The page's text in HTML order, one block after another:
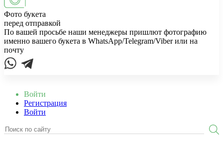
Фото букета
перед отправкой
По вашей просьбе наши менеджеры пришлют фотографию
именно вашего букета в WhatsApp/Telegram/Viber или на
почту
Войти
Регистрация
Войти